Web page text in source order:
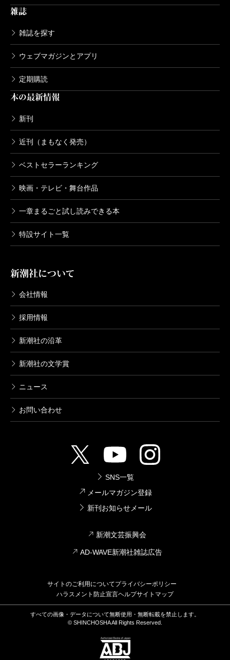
雑誌
雑誌を探す
ウェブマガジンとアプリ
定期購読
本の最新情報
新刊
近刊（まもなく発売）
ベストセラーランキング
映画・テレビ・舞台作品
一章まるごと試し読みできる本
特設サイト一覧
新潮社について
会社情報
採用情報
新潮社の沿革
新潮社の文学賞
ニュース
お問い合わせ
SNS一覧
メールマガジン登録
新刊お知らせメール
新潮文芸振興会
AD-WAVE新潮社雑誌広告
サイトのご利用についてプライバシーポリシー
ハラスメント防止宣言ヘルプサイトマップ
すべての画像・データについて無断使用・無断転載を禁止します。
© SHINCHOSHA All Rights Reserved.